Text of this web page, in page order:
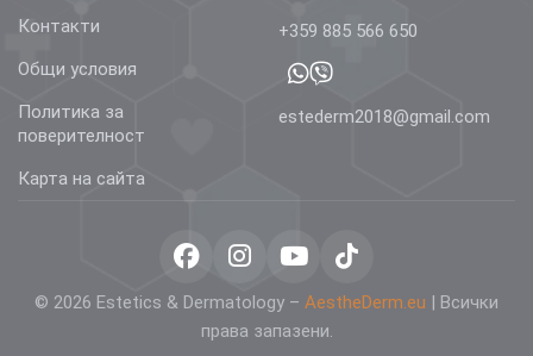
Контакти
Общи условия
Политика за
поверителност
Карта на сайта
+359 885 566 650
estederm2018@gmail.com
© 2026 Estetics & Dermatology – AestheDerm.eu | Всички
права запазени.